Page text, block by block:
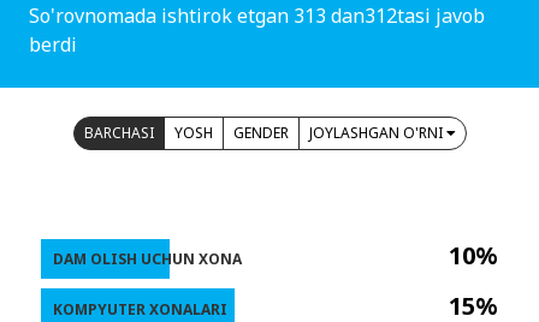
So'rovnomada ishtirok etgan 313 dan312tasi javob
berdi
BARCHASI YOSH GENDER JOYLASHGAN O'RNI
10%
15%
DAM OLISH UCHUN XONA
KOMPYUTER XONALARI